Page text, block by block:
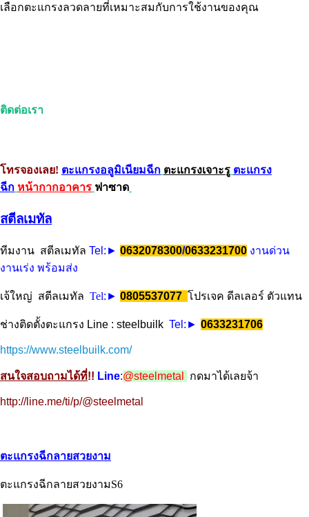
เลือกตะแกรงลวดลายที่เหมาะสมกับการใช้งานของคุณ
ติดต่อเรา
โทรจองเลย! ตะแกรงอลูมิเนียมฉีก ตะแกรงเจาะรู ตะแกรง
ฉีก หน้ากากอาคาร ฟาซาด
สตีลเมทัล
ทีมงาน สตีลเมทัล Tel :► 0632078300/0633231700 งานด่วน
งานเร่ง พร้อมส่ง
เจ้ใหญ่ สตีลเมทัล Tel:► 0805537077 โปรเจค ดีลเลอร์ ตัวแทน
ช่างติดตั้งตะแกรง Line : steelbuilk Tel :► 0633231706
https://www.steelbuilk.com/
สนใจสอบถามได้ที่!! Line:@steelmetal กดมาได้เลยจ้า
http://line.me/ti/p/@steelmetal
ตะแกรงฉีกลายสวยงาม
ตะแกรงฉีกลายสวยงามS6